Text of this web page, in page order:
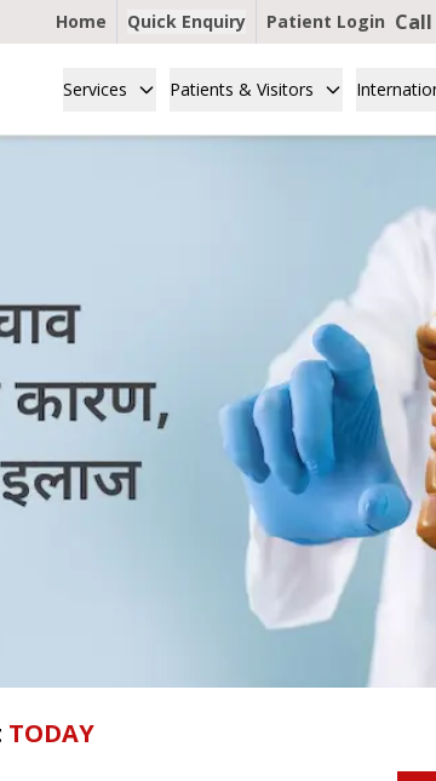
Home Quick Enquiry Patient Login Call
Services Patients & Visitors
TODAY